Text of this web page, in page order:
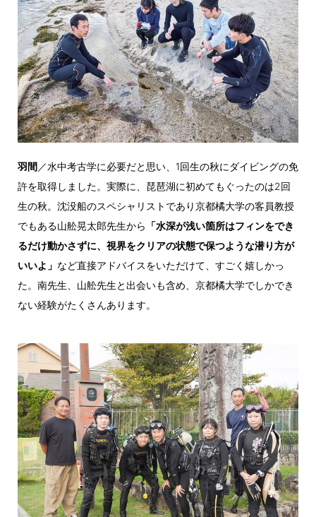
羽間／水中考古学に必要だと思い、1回生の秋にダイビングの免
許を取得しました。実際に、琵琶湖に初めてもぐったのは2回
生の秋。沈没船のスペシャリストであり京都橘大学の客員教授
でもある山舩晃太郎先生から 「水深が浅い箇所はフィンをでき
るだけ動かさずに、視界をクリアの状態で保つような潜り方が
いいよ」 など直接アドバイスをいただけて、すごく嬉しかっ
た。南先生、山舩先生と出会いも含め、京都橘大学でしかでき
ない経験がたくさんあります。